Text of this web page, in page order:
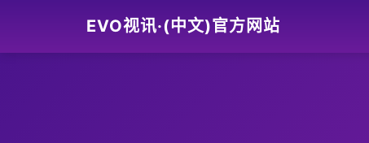
EVO视讯·(中文)官方网站